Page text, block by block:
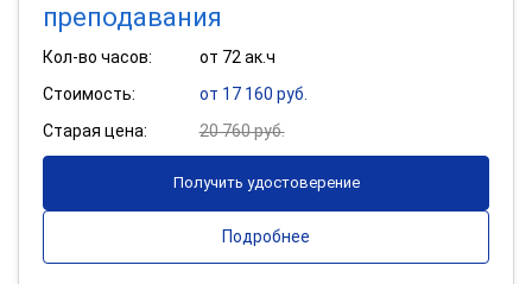
преподавания
Кол-во часов:
от 72 ак.ч
Стоимость:
от 17 160 руб.
Старая цена:
20 760 руб.
Получить удостоверение
Подробнее